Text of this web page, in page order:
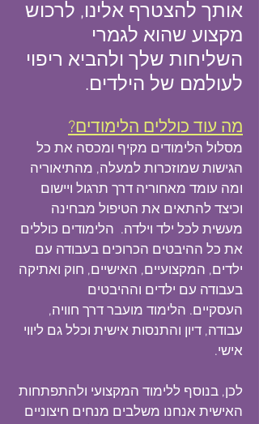
אותך להצטרף אלינו, לרכוש
מקצוע שהוא לגמרי
השליחות שלך ולהביא ריפוי
לעולמם של הילדים.
מה עוד כוללים הלימודים?
מסלול הלימודים מקיף ומכסה את כל
הגישות שמוזכרות למעלה, מהתיאוריה
ומה עומד מאחוריה דרך תרגול ויישום
וכיצד להתאים את הטיפול מבחינה
מעשית לכל ילד וילדה. הלימודים כוללים
את כל ההיבטים הכרוכים בעבודה עם
ילדים, המקצועיים, האישיים, חוק ואתיקה
בעבודה עם ילדים וההיבטים
העסקיים. הלימוד מועבר דרך חוויה,
עבודה, דיון והתנסות אישית וכלל גם ליווי
אישי.
לכן, בנוסף ללימוד המקצועי ולהתפתחות
האישית אנחנו משלבים מנחים חיצוניים